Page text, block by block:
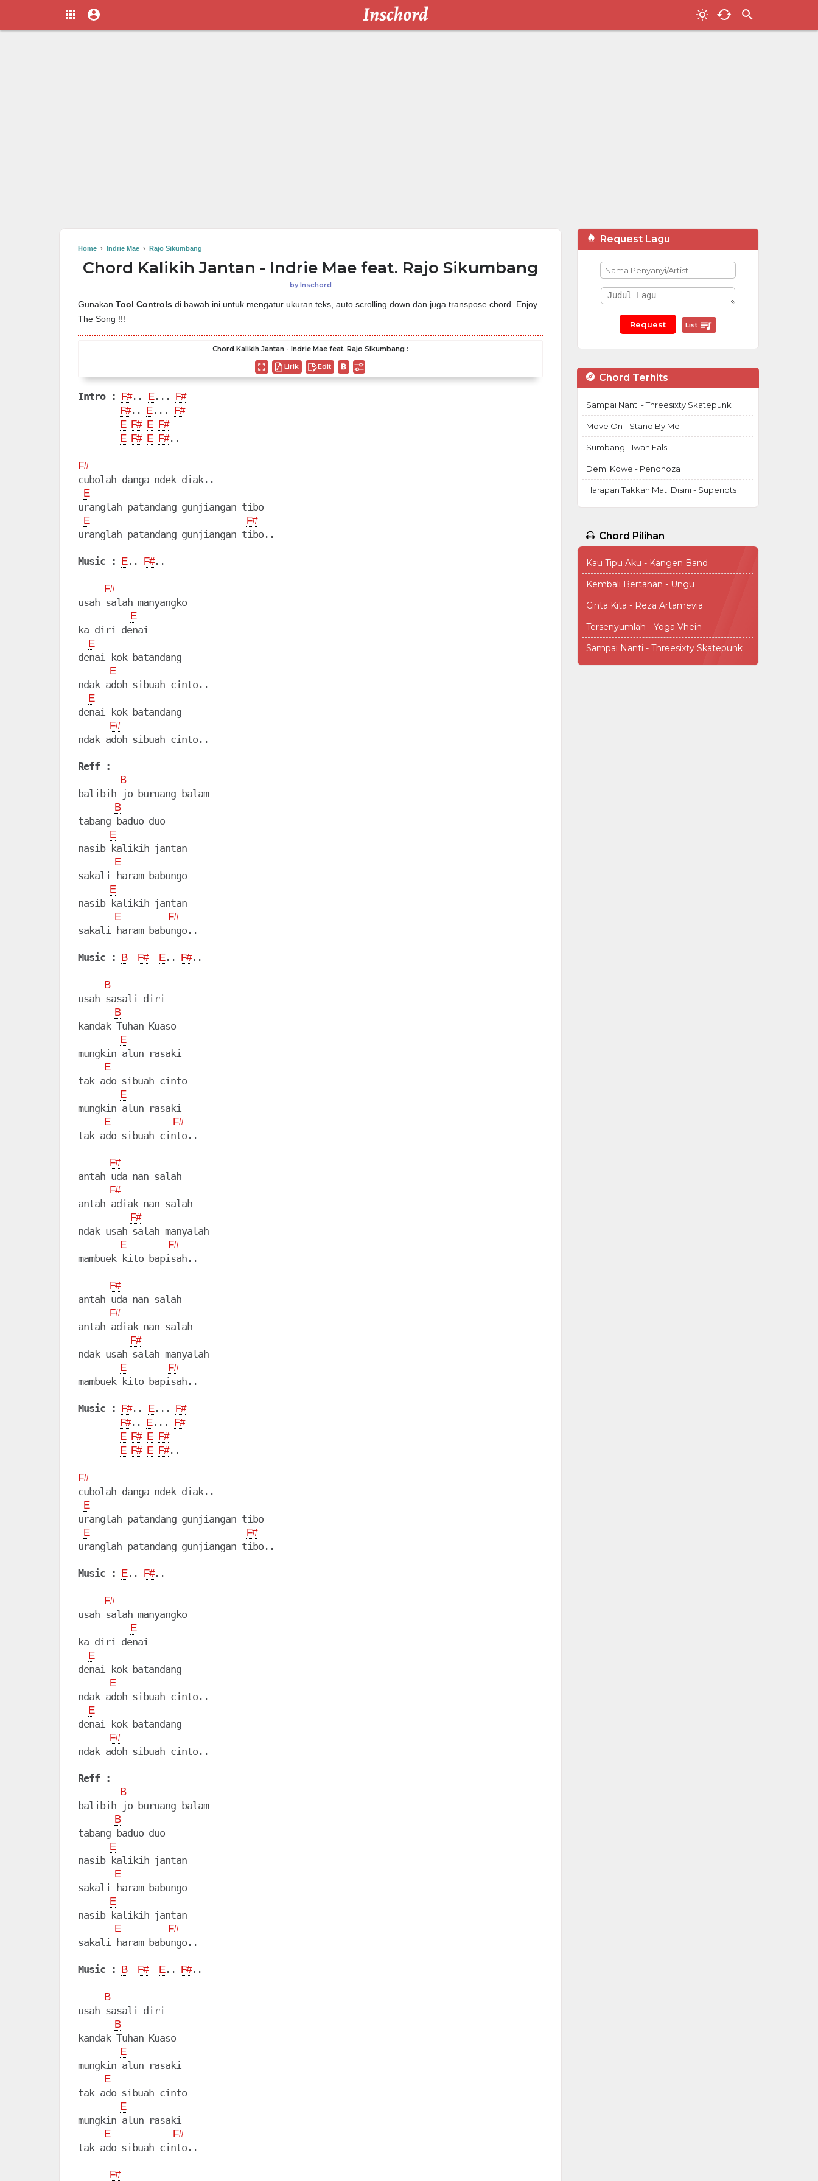
Home › Indrie Mae › Rajo Sikumbang
Chord Kalikih Jantan - Indrie Mae feat. Rajo Sikumbang
byInschord
Gunakan Tool Controls di bawah ini untuk mengatur ukuran teks, auto scrolling down dan juga transpose chord. Enjoy
The Song !!!
Chord Kalikih Jantan - Indrie Mae feat. Rajo Sikumbang :
Lirik Edit
Intro : F#.. E... F#
F#.. E... F#
E F# E F#
E F# E F#..
F#
cubolah danga ndek diak..
E
uranglah patandang gunjiangan tibo
E F#
Music : E.. F#..
F#
usah salah manyangko
E
ka diri denai
E
denai kok batandang
E
ndak adoh sibuah cinto..
E
denai kok batandang
F#
ndak adoh sibuah cinto..
Reff :
B
balibih jo buruang balam
B
tabang baduo duo
E
nasib kalikih jantan
E
sakali haram babungo
E
nasib kalikih jantan
E F#
sakali haram babungo..
Music : B F# E.. F#..
B
usah sasali diri
B
kandak Tuhan Kuaso
E
mungkin alun rasaki
E
tak ado sibuah cinto
E
mungkin alun rasaki
E F#
tak ado sibuah cinto..
F#
antah uda nan salah
F#
antah adiak nan salah
F#
ndak usah salah manyalah
E F#
mambuek kito bapisah..
F#
antah uda nan salah
F#
antah adiak nan salah
F#
ndak usah salah manyalah
E F#
mambuek kito bapisah..
Music : F#.. E... F#
F#.. E... F#
E F# E F#
E F# E F#..
F#
cubolah danga ndek diak..
E
uranglah patandang gunjiangan tibo
E F#
uranglah patandang gunjiangan tibo..
Music : E.. F#..
F#
usah salah manyangko
E
ka diri denai
E
denai kok batandang
E
ndak adoh sibuah cinto..
E
denai kok batandang
F#
ndak adoh sibuah cinto..
Reff :
B
balibih jo buruang balam
B
tabang baduo duo
E
nasib kalikih jantan
E
sakali haram babungo
E
nasib kalikih jantan
E F#
sakali haram babungo..
Music : B F# E.. F#..
B
usah sasali diri
B
kandak Tuhan Kuaso
E
mungkin alun rasaki
E
tak ado sibuah cinto
E
mungkin alun rasaki
E F#
tak ado sibuah cinto..
F#
Request Lagu
List
Chord Terhits
Sampai Nanti - Threesixty Skatepunk
Move On - Stand By Me
Sumbang - Iwan Fals
Demi Kowe - Pendhoza
Harapan Takkan Mati Disini - Superiots
Chord Pilihan
Kau Tipu Aku - Kangen Band
Kembali Bertahan - Ungu
Cinta Kita - Reza Artamevia
Tersenyumlah - Yoga Vhein
Sampai Nanti - Threesixty Skatepunk